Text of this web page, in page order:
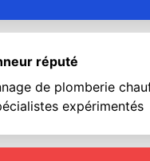
réputé
de plomberie
expérimentés